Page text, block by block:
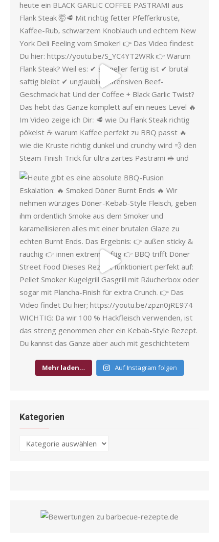
Mehr laden… Auf Instagram folgen
Kategorien
Kategorien